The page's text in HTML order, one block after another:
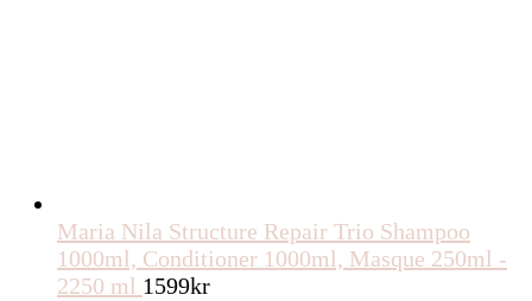
Maria Nila Structure Repair Trio Shampoo
1000ml, Conditioner 1000ml, Masque 250ml -
2250 ml 1599kr